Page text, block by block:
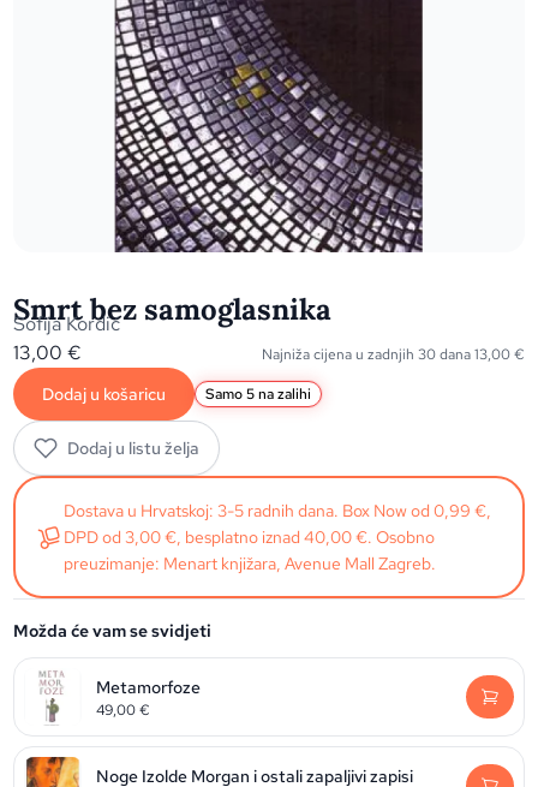
Smrt bez samoglasnika
Sofija Kordić
13,00€ Najniža cijena u zadnjih 30 dana13,00€
Dodaj u košaricu Samo 5 na zalihi
Dodaj u listu želja
Dostava u Hrvatskoj: 3-5 radnih dana. Box Now od 0,99 €,
DPD od 3,00 €, besplatno iznad 40,00 €. Osobno
preuzimanje: Menart knjižara, Avenue Mall Zagreb.
Možda će vam se svidjeti
Metamorfoze
49,00€
Noge Izolde Morgan i ostali zapaljivi zapisi